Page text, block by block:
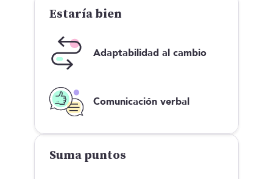
Estaría bien
Adaptabilidad al cambio
Comunicación verbal
Suma puntos